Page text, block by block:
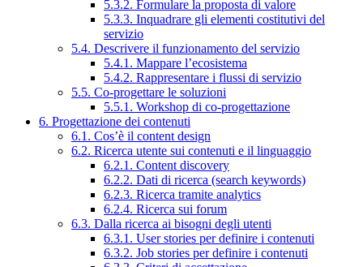
5.3.2. Formulare la proposta di valore
5.3.3. Inquadrare gli elementi costitutivi del
servizio
5.4. Descrivere il funzionamento del servizio
5.4.1. Mappare l’ecosistema
5.4.2. Rappresentare i flussi di servizio
5.5. Co-progettare le soluzioni
5.5.1. Workshop di co-progettazione
6. Progettazione dei contenuti
6.1. Cos’è il content design
6.2. Ricerca utente sui contenuti e il linguaggio
6.2.1. Content discovery
6.2.2. Dati di ricerca (search keywords)
6.2.3. Ricerca tramite analytics
6.2.4. Ricerca sui forum
6.3. Dalla ricerca ai bisogni degli utenti
6.3.1. User stories per definire i contenuti
6.3.2. Job stories per definire i contenuti